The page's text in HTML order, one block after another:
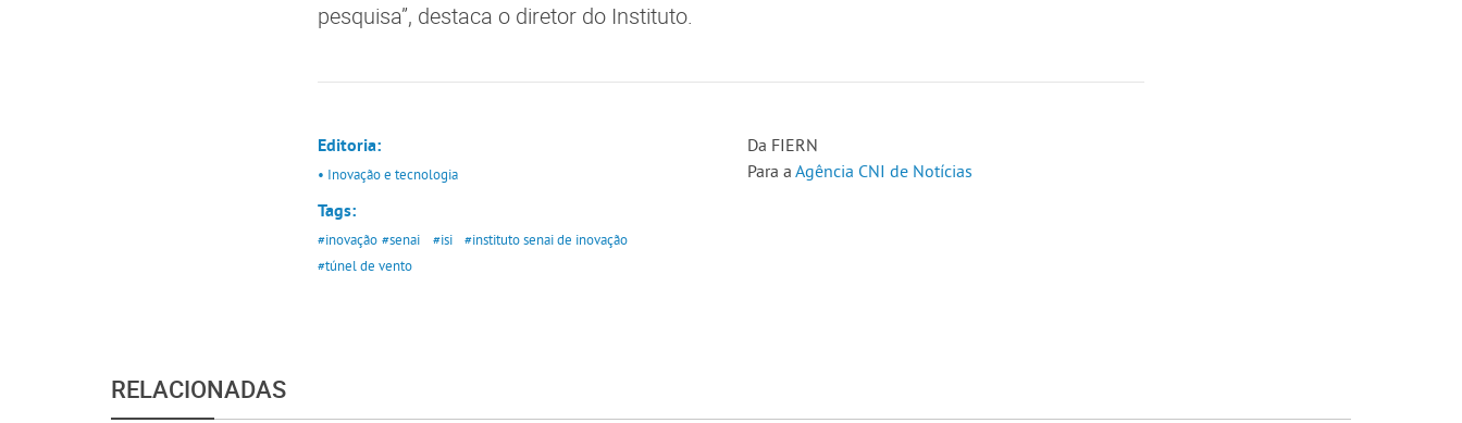
pesquisa”, destaca o diretor do Instituto.
Editoria:
• Inovação e tecnologia
Tags:
#inovação #senai #isi
#instituto senai de inovação
#túnel de vento
Da FIERN
Para a Agência CNI de Notícias
RELACIONADAS